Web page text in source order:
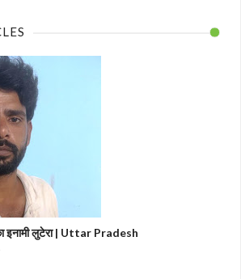
इनामी लुटेरा | Uttar Pradesh